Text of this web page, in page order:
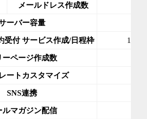
メールドレス作成数
ーバー容量
受付 サービス作成/日程枠 10件/
ーページ作成数
ートカスタマイズ
SNS連携
ルマガジン配信